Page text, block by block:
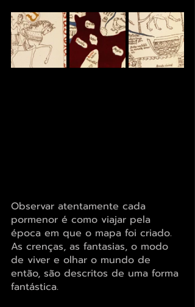
Observar atentamente cada
pormenor é como viajar pela
época em que o mapa foi criado.
As crenças, as fantasias, o modo
de viver e olhar o mundo de
então, são descritos de uma forma
fantástica.